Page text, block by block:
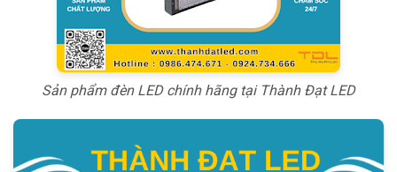
Sản phẩm đèn LED chính hãng tại Thành Đạt LED